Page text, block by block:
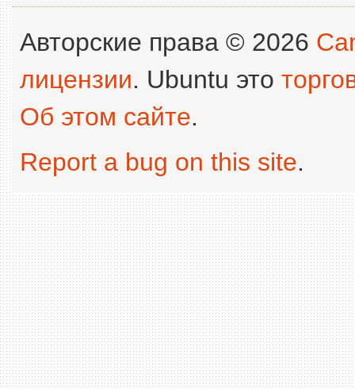
Авторские права © 2026
лицензии. Ubuntu это
Об этом сайте.
Report a bug on this site.